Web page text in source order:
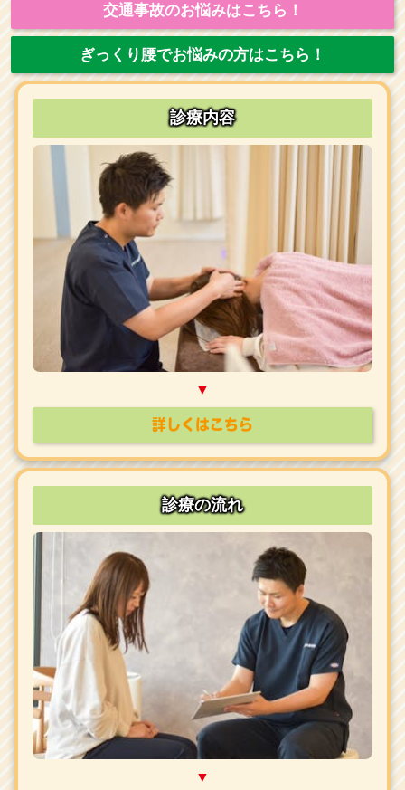
交通事故のお悩みはこちら！
ぎっくり腰でお悩みの方はこちら！
診療内容
▼
詳しくはこちら
診療の流れ
▼